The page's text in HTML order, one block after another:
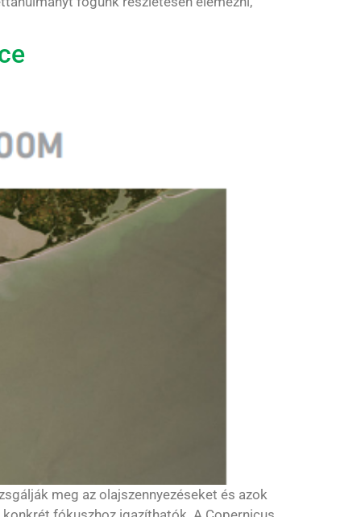
meg az olajszennyezéseket és azok